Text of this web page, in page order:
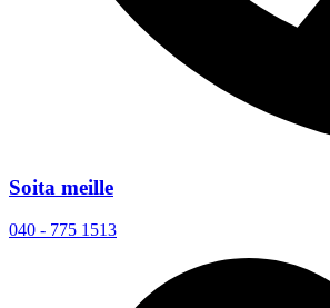
Soita meille
040 - 775 1513